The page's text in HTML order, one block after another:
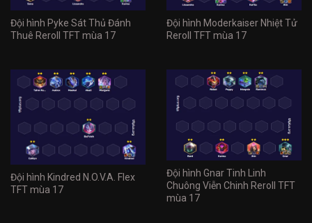
Đội hình Pyke Sát Thủ Đánh
Thuê Reroll TFT mùa 17
Đội hình Moderkaiser Nhiệt Tử
Reroll TFT mùa 17
Đội hình Kindred N.O.V.A. Flex
TFT mùa 17
Đội hình Gnar Tinh Linh
Chuông Viễn Chinh Reroll TFT
mùa 17